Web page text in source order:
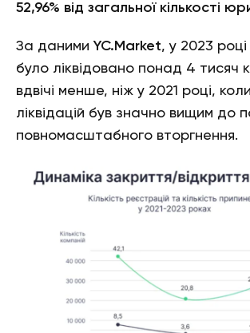
52,96% від загальної кількості
За данимиYC.Market, у 2023 році
було ліквідовано понад 4 тисяч
вдвічі менше, ніж у 2021 році,
ліквідацій був значно вищим до
повномасштабного вторгнення.